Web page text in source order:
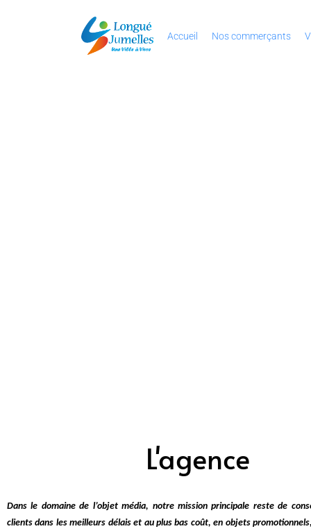
Accueil Nos commerçants
L'agence
Dans le domaine de l’objet média, notre mission principale reste de
clients dans les meilleurs délais et au plus bas coût, en objets